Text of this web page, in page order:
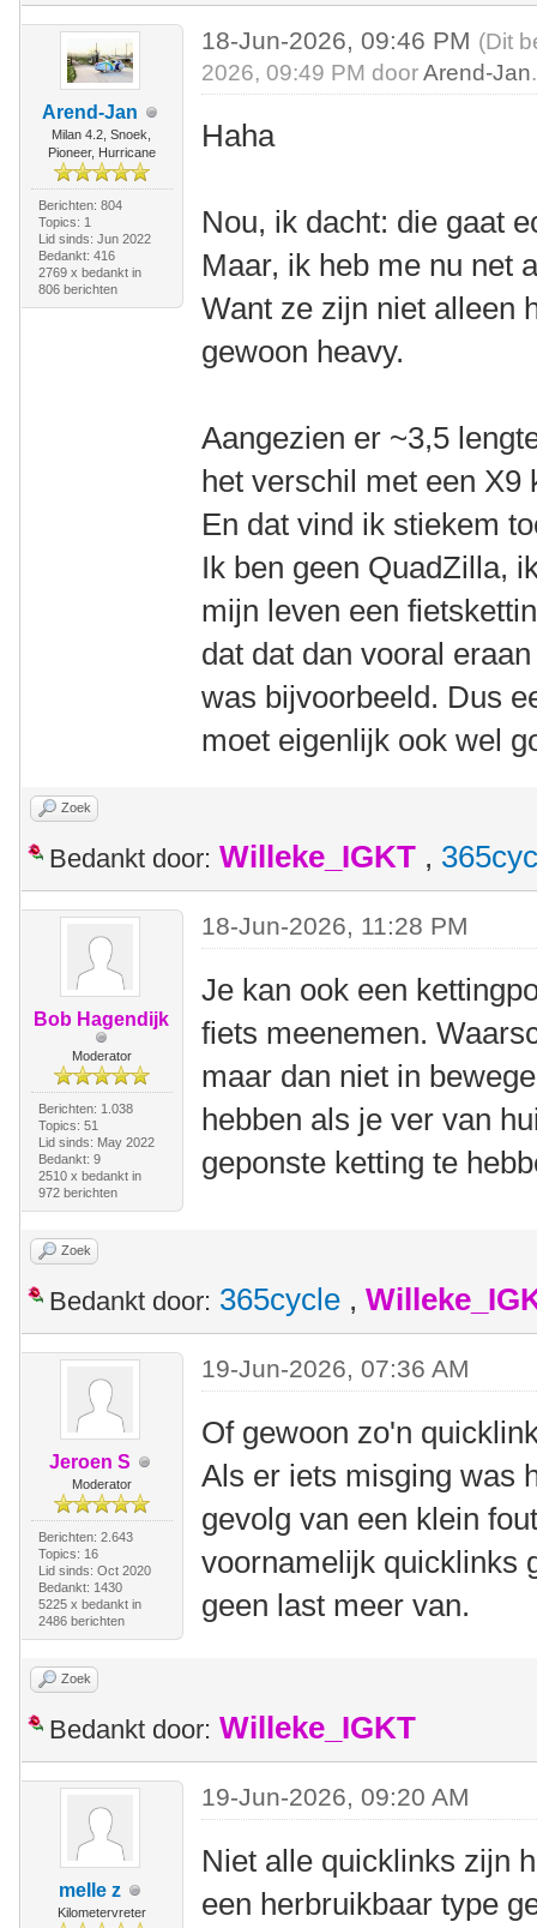
Arend-Jan
Milan 4.2, Snoek,
Pioneer, Hurricane
Berichten: 804
Topics: 1
Lid sinds: Jun 2022
Bedankt: 416
2769 x bedankt in
806 berichten
18-Jun-2026, 09:46 PM (Dit
2026, 09:49 PM doorArend-Jan
Haha
Nou, ik dacht: die gaat
Maar, ik heb me nu net
Want ze zijn niet alleen
gewoon heavy.
Aangezien er ~3,5
het verschil met een X9
En dat vind ik stiekem
Ik ben geen QuadZilla,
mijn leven een
dat dat dan vooral
was bijvoorbeeld. Dus
moet eigenlijk ook wel
Zoek
Bedankt door: Willeke_IGKT ,
Bob Hagendijk
Moderator
Berichten: 1.038
Topics: 51
Lid sinds: May 2022
Bedankt: 9
2510 x bedankt in
972 berichten
18-Jun-2026, 11:28 PM
Je kan ook een
fiets meenemen.
maar dan niet in
hebben als je ver van
geponste ketting te
Zoek
Bedankt door: 365cycle ,
Jeroen S
Moderator
Berichten: 2.643
Topics: 16
Lid sinds: Oct 2020
Bedankt: 1430
5225 x bedankt in
2486 berichten
19-Jun-2026, 07:36 AM
Of gewoon zo'n
Als er iets misging was
gevolg van een klein
voornamelijk quicklinks
geen last meer van.
Zoek
Bedankt door: Willeke_IGKT
melle z
Kilometervreter
19-Jun-2026, 09:20 AM
Niet alle quicklinks zijn
een herbruikbaar type